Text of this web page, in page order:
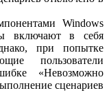
Windows
включают в себя
при попытке
пользователи
«Невозможно
сценариев